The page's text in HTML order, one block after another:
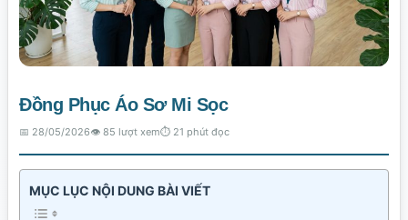
Đồng Phục Áo Sơ Mi Sọc
📅 28/05/2026👁️ 85 lượt xem⏱ 21 phút đọc
MỤC LỤC NỘI DUNG BÀI VIẾT